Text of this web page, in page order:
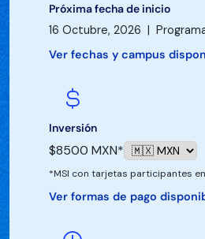
Próxima fecha de inicio
16 Octubre, 2026 |
Ver fechas y campus
Inversión
$8500 MXN*
*MSI con tarjetas participantes
Ver formas de pago